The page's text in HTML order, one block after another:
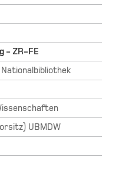
- ZR-FE
UBMDW